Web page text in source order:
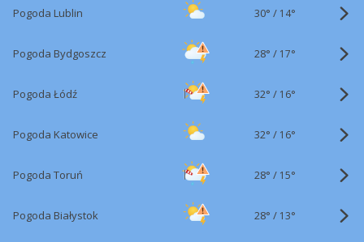
Pogoda Lublin 30° / 14°
Pogoda Bydgoszcz 28° / 17°
Pogoda Łódź 32° / 16°
Pogoda Katowice 32° / 16°
Pogoda Toruń 28° / 15°
Pogoda Białystok 28° / 13°